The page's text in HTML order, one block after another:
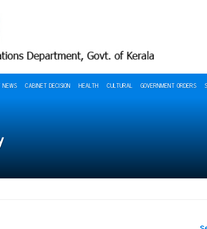
NEWS CABINET DECISION HEALTH CULTURAL GOVERNMENT ORDERS